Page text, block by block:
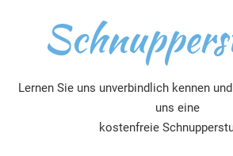
Lernen Sie uns unverbindlich kennen
uns eine
kostenfreie